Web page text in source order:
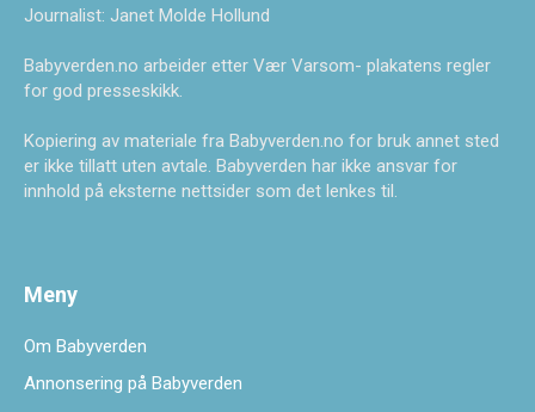
Journalist: Janet Molde Hollund
Babyverden.no arbeider etter Vær Varsom- plakatens regler
for god presseskikk.
Kopiering av materiale fra Babyverden.no for bruk annet sted
er ikke tillatt uten avtale. Babyverden har ikke ansvar for
innhold på eksterne nettsider som det lenkes til.
Meny
Om Babyverden
Annonsering på Babyverden